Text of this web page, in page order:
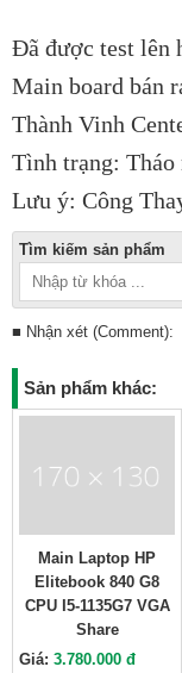
Đã được test lên
Main board bán
Thành Vinh
Tình trạng: Tháo
Lưu ý: Công
Tìm kiếm sản phẩm
■ Nhận xét (Comment):
Sản phẩm khác:
Main Laptop HP
Elitebook 840 G8
CPU I5-1135G7 VGA
Share
Giá: 3.780.000 đ